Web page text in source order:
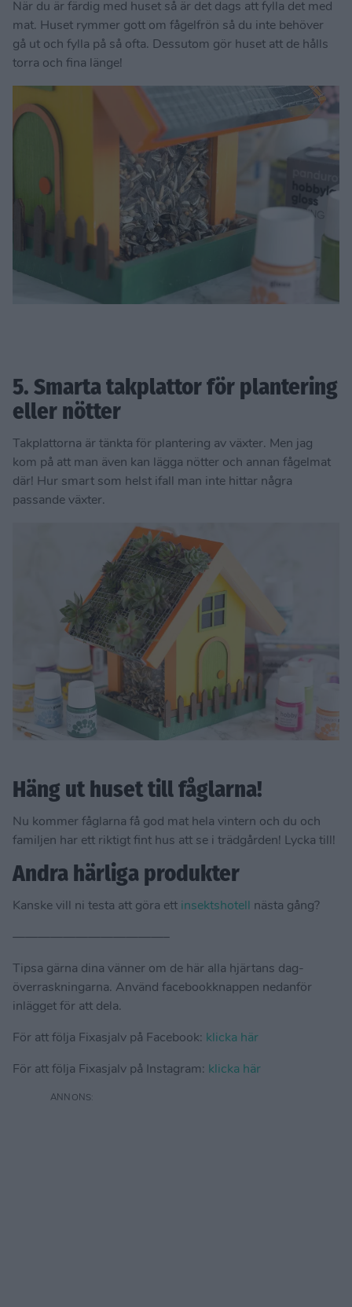
När du är färdig med huset så är det dags att fylla det med
mat. Huset rymmer gott om fågelfrön så du inte behöver
gå ut och fylla på så ofta. Dessutom gör huset att de hålls
torra och fina länge!
5. Smarta takplattor för plantering
eller nötter
Takplattorna är tänkta för plantering av växter. Men jag
kom på att man även kan lägga nötter och annan fågelmat
där! Hur smart som helst ifall man inte hittar några
passande växter.
Häng ut huset till fåglarna!
Nu kommer fåglarna få god mat hela vintern och du och
familjen har ett riktigt fint hus att se i trädgården! Lycka till!
Andra härliga produkter
Kanske vill ni testa att göra ett insektshotell nästa gång?
————————————–
Tipsa gärna dina vänner om de här alla hjärtans dag-
överraskningarna. Använd facebookknappen nedanför
inlägget för att dela.
För att följa Fixasjalv på Facebook: klicka här
För att följa Fixasjalv på Instagram: klicka här